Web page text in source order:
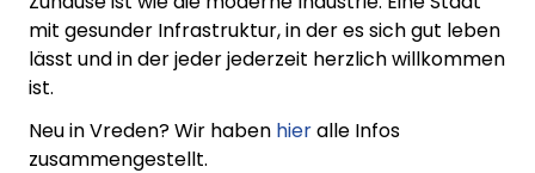
mit gesunder Infrastruktur, in der es sich gut leben
lässt und in der jeder jederzeit herzlich willkommen
ist.
Neu in Vreden? Wir haben hieralle Infos
zusammengestellt.